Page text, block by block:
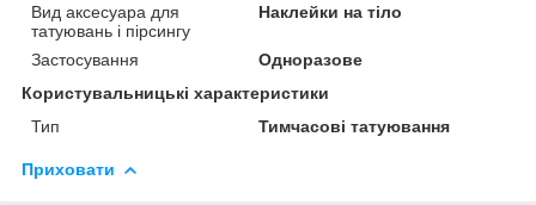
Вид аксесуара для
татуювань і пірсингу
Наклейки на тіло
Застосування
Одноразове
Користувальницькі характеристики
Тип
Тимчасові татуювання
Приховати